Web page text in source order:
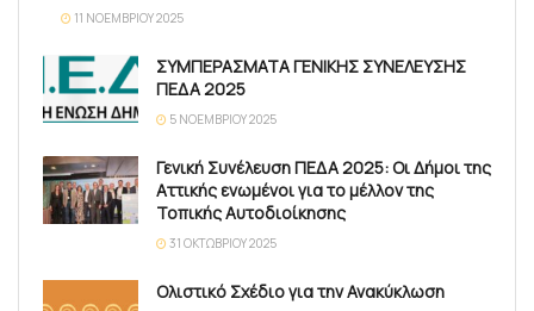
11 ΝΟΕΜΒΡΊΟΥ 2025
ΣΥΜΠΕΡΑΣΜΑΤΑ ΓΕΝΙΚΗΣ ΣΥΝΕΛΕΥΣΗΣ
ΠΕΔΑ 2025
5 ΝΟΕΜΒΡΊΟΥ 2025
Γενική Συνέλευση ΠΕΔΑ 2025: Οι Δήμοι της
Αττικής ενωμένοι για το μέλλον της
Τοπικής Αυτοδιοίκησης
31 ΟΚΤΩΒΡΊΟΥ 2025
Ολιστικό Σχέδιο για την Ανακύκλωση